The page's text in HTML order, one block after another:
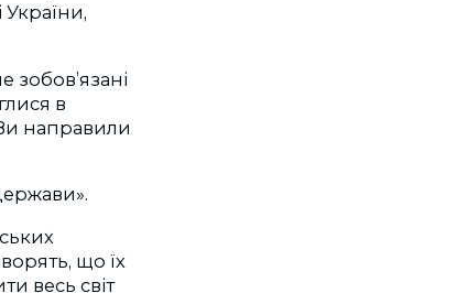
України,
зобов’язані
в
направили
що їх
весь світ